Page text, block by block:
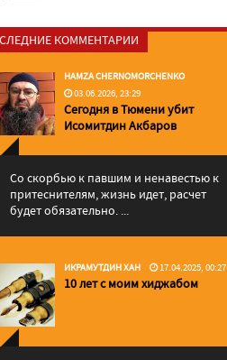
КОММЕНТАРИИ
HAMZA CHERNOMORCHENKO
03.06.2026, 23:29
Сегодня в Тюмени убит
Исомитдин Акбаров
Со скорбью к павшим и ненавестью к
притеснителям, жизнь идет, расчет
будет обязательно. ...
ИКРАМУТДИН ХАН 17.04.2025, 00:27
10 лет с моим хиджабом